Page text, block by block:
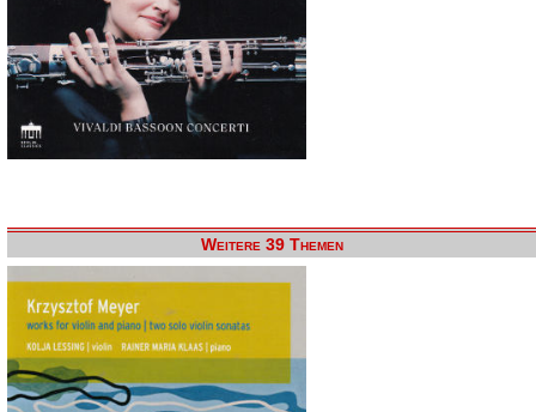
Weitere 39 Themen